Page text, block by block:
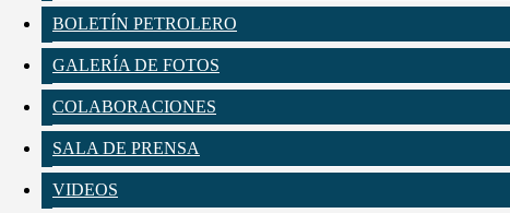
BOLETÍN PETROLERO
GALERÍA DE FOTOS
COLABORACIONES
SALA DE PRENSA
VIDEOS